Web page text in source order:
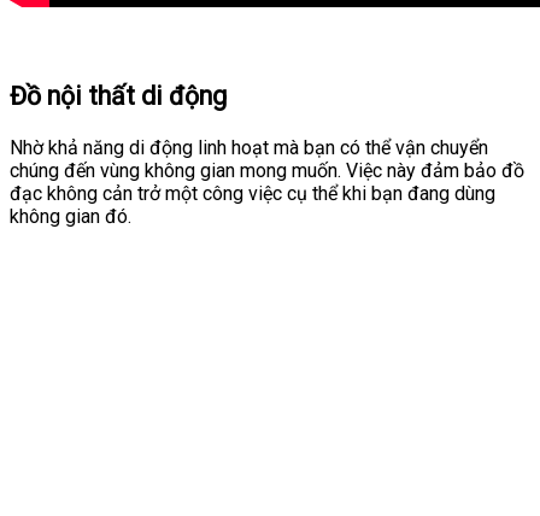
Đồ nội thất di động
Nhờ khả năng di động linh hoạt mà bạn có thể vận chuyển
chúng đến vùng không gian mong muốn. Việc này đảm bảo đồ
đạc không cản trở một công việc cụ thể khi bạn đang dùng
không gian đó.